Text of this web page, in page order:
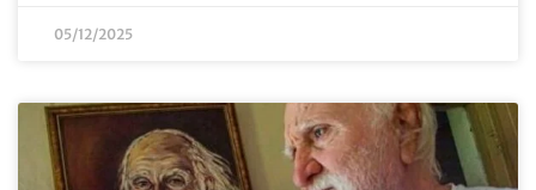
05/12/2025